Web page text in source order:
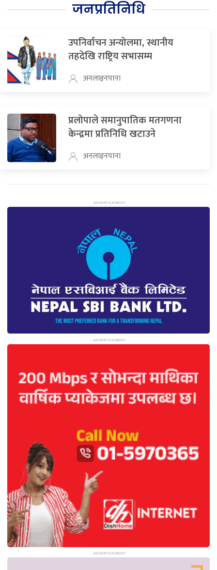
जनप्रतिनिधि
उपनिर्वाचन अन्योलमा, स्थानीय
तहदेखि राष्ट्रिय सभासम्म
अनलाइनपाना
प्रलोपाले समानुपातिक मतगणना
केन्द्रमा प्रतिनिधि खटाउने
अनलाइनपाना